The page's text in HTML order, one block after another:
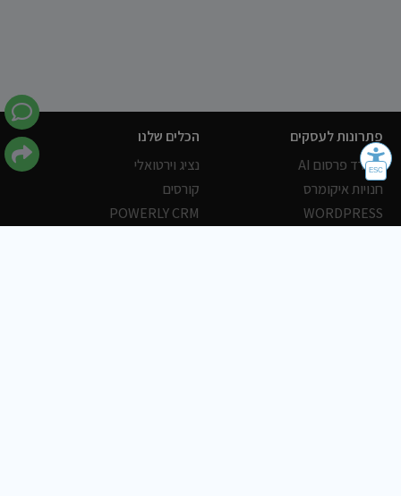
פתרונות לעסקים
משרד פרסום AI
חנויות איקומרס
WORDPRESS
הכלים שלנו
נציג וירטואלי
קורסים
POWERLY CRM